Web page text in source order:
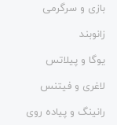
بازی و سرگرمی
زانوبند
یوگا و پیلاتس
لاغری و فیتنس
رانینگ و پیاده روی